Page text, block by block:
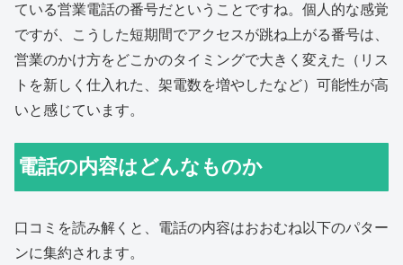
ている営業電話の番号だということですね。個人的な感覚
ですが、こうした短期間でアクセスが跳ね上がる番号は、
営業のかけ方をどこかのタイミングで大きく変えた（リス
トを新しく仕入れた、架電数を増やしたなど）可能性が高
いと感じています。
電話の内容はどんなものか
口コミを読み解くと、電話の内容はおおむね以下のパター
ンに集約されます。